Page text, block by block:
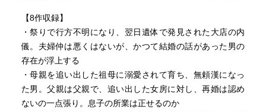
【8作収録】
・祭りで行方不明になり、翌日遺体で発見された大店の内
儀。夫婦仲は悪くはないが、かつて結婚の話があった男の
存在が浮上する
・母親を追い出した祖母に溺愛されて育ち、無頼漢になっ
た男。父親は父親で、追い出した女房に対し、再婚は認め
ないの一点張り。息子の所業は正せるのか